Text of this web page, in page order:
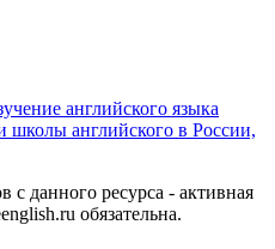
английского языка
школы английского в России,
с данного ресурса - активная
обязательна.